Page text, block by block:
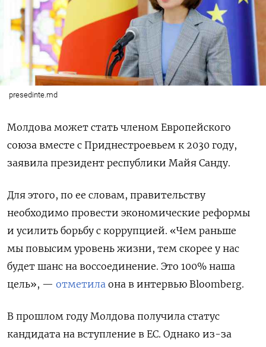
presedinte.md
Молдова может стать членом Европейского
союза вместе с Приднестроевьем к 2030 году,
заявила президент республики Майя Санду.
Для этого, по ее словам, правительству
необходимо провести экономические реформы
и усилить борьбу с коррупцией. «Чем раньше
мы повысим уровень жизни, тем скорее у нас
будет шанс на воссоединение. Это 100% наша
цель», — отметила она в интервью Bloomberg.
В прошлом году Молдова получила статус
кандидата на вступление в ЕС. Однако из-за